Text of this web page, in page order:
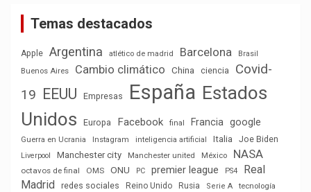
Temas destacados
Apple Argentina atlético de madrid Barcelona
Brasil
Buenos Aires
Cambio climático China ciencia
Covid-
19 EEUU Empresas España Estados
Unidos
Europa Facebook final Francia google
Guerra en Ucrania Instagram inteligencia artificial Italia Joe Biden
Liverpool Manchester city Manchester united México NASA
octavos de final OMS ONU PC premier league PS4
Real
Madrid
redes sociales Reino Unido Rusia Serie A
tecnología